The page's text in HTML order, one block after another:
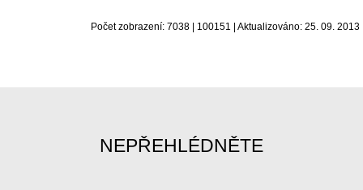
Počet zobrazení: 7038 | 100151 | Aktualizováno: 25. 09. 2013
NEPŘEHLÉDNĚTE